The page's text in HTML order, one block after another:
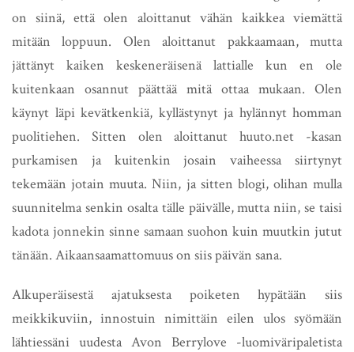
on siinä, että olen aloittanut vähän kaikkea viemättä
mitään loppuun. Olen aloittanut pakkaamaan, mutta
jättänyt kaiken keskeneräisenä lattialle kun en ole
kuitenkaan osannut päättää mitä ottaa mukaan. Olen
käynyt läpi kevätkenkiä, kyllästynyt ja hylännyt homman
puolitiehen. Sitten olen aloittanut huuto.net -kasan
purkamisen ja kuitenkin josain vaiheessa siirtynyt
tekemään jotain muuta. Niin, ja sitten blogi, olihan mulla
suunnitelma senkin osalta tälle päivälle, mutta niin, se taisi
kadota jonnekin sinne samaan suohon kuin muutkin jutut
tänään. Aikaansaamattomuus on siis päivän sana.
Alkuperäisestä ajatuksesta poiketen hypätään siis
meikkikuviin, innostuin nimittäin eilen ulos syömään
lähtiessäni uudesta Avon Berrylove -luomiväripaletista